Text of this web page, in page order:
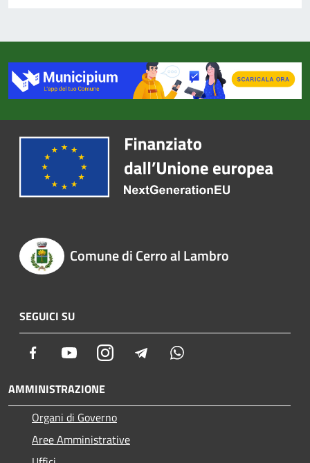
Comune di Cerro al Lambro
SEGUICI SU
Facebook YoutubeInstagram Telegram
AMMINISTRAZIONE
Organi di Governo
Aree Amministrative